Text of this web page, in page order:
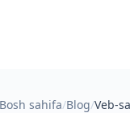
Bosh sahifa/Blog/Veb-